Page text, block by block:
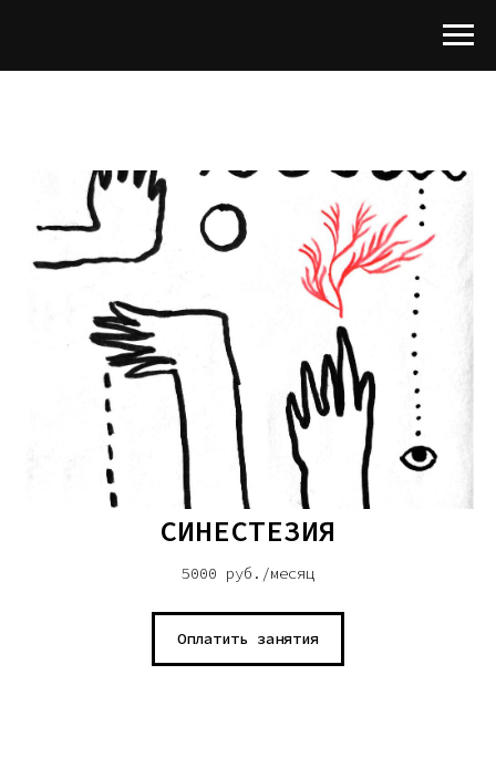
СИНЕСТЕЗИЯ
5000 руб./месяц
Оплатить занятия